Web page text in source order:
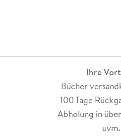
Ihre
Bücher
100 Tage
Abholung in
uvm.